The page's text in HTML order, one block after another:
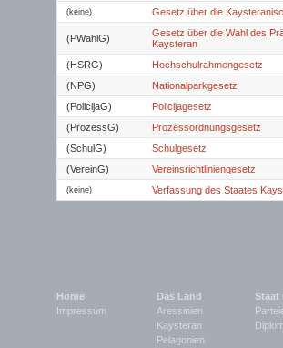
(keine) Gesetz über die
(PWahlG)
Gesetz über die Wahl des
Kaysteran
(HSRG)
Hochschulrahmengesetz
(NPG)
Nationalparkgesetz
(PolicijaG)
Policijagesetz
(ProzessG)
Prozessordnungsgesetz
(SchulG)
Schulgesetz
(VereinG)
Vereinsrichtliniengesetz
(keine) Verfassung des Staates
Home
Impressum
Das Land
Aressinien
Kaysteran
Pelagonien
Staat